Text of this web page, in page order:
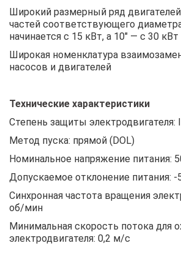
Широкий размерный ряд
частей соответствующего
начинается с 15 кВт, а 10″ — с 30 кВт
Широкая номенклатура
насосов и двигателей
Технические характеристики
Степень защиты электродвигателя:
Метод пуска: прямой (DOL)
Номинальное напряжение питания:
Допускаемое отклонение питания: -
Синхронная частота вращения
об/мин
Минимальная скорость потока для
электродвигателя: 0,2 м/с